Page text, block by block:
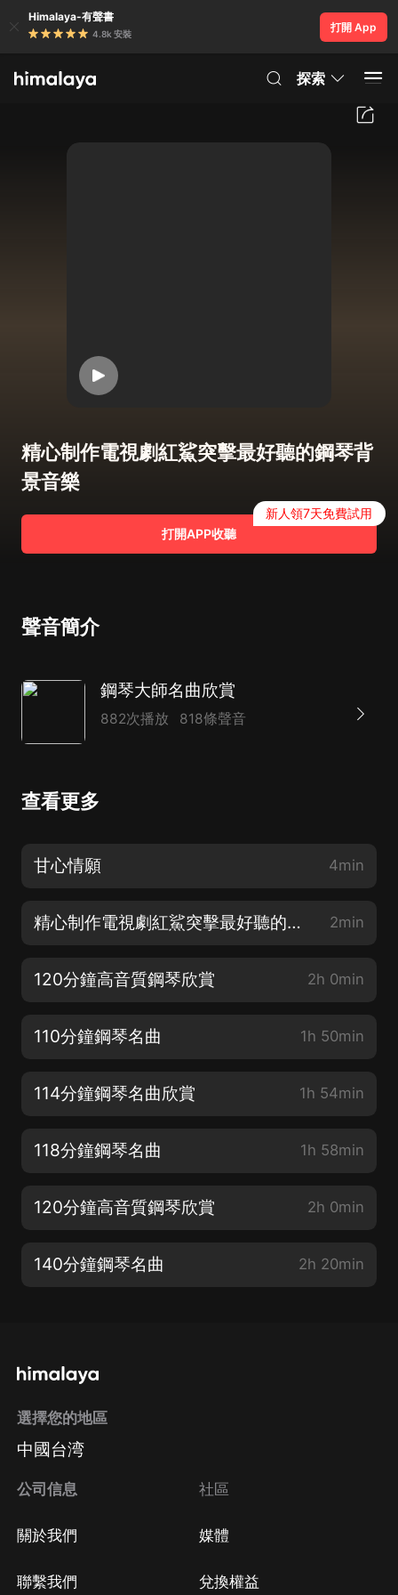
Himalaya-有聲書
4.8k 安裝
打開 App
探索
精心制作電視劇紅鯊突擊最好聽的鋼琴背
景音樂
打開APP收聽
新人領7天免費試用
聲音簡介
鋼琴大師名曲欣賞
882次播放 818條聲音
查看更多
甘心情願 4min
精心制作電視劇紅鯊突擊最好聽的鋼琴背景音樂 2min
120分鐘高音質鋼琴欣賞 2h 0min
110分鐘鋼琴名曲 1h 50min
114分鐘鋼琴名曲欣賞 1h 54min
118分鐘鋼琴名曲 1h 58min
120分鐘高音質鋼琴欣賞 2h 0min
140分鐘鋼琴名曲 2h 20min
選擇您的地區
中國台湾
公司信息
關於我們
聯繫我們
社區
媒體
兌換權益